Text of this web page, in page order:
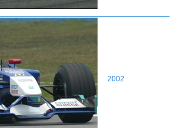
2002